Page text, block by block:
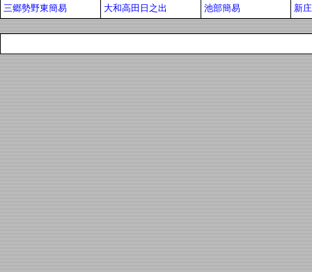
三郷勢野東簡易
大和高田日之出 池部簡易 新